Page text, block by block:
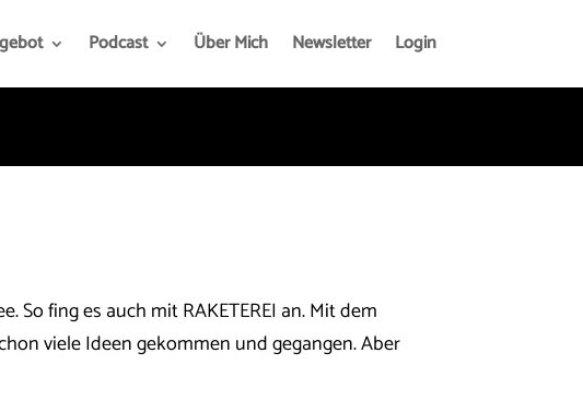
Podcast Über Mich Newsletter Login
fing es auch mit RAKETEREI an. Mit dem
viele Ideen gekommen und gegangen. Aber